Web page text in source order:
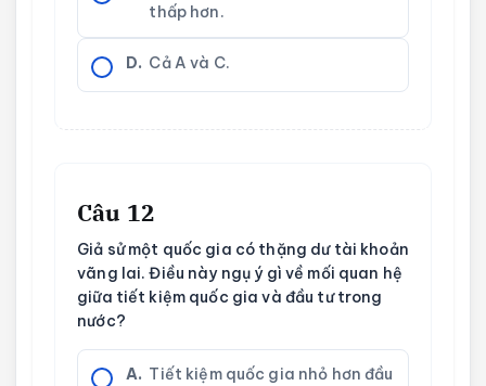
thấp hơn.
D. Cả A và C.
Câu 12
Giả sử một quốc gia có thặng dư tài khoản
vãng lai. Điều này ngụ ý gì về mối quan hệ
giữa tiết kiệm quốc gia và đầu tư trong
nước?
A. Tiết kiệm quốc gia nhỏ hơn đầu